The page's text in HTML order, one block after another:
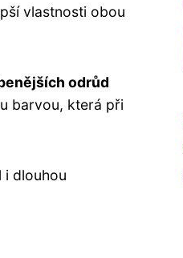
vlastnosti obou
odrůd
barvou, která při
i dlouhou